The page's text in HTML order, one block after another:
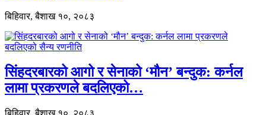
बिहिवार, बैशाख १०, २०८३
सिंहदरबारको आगो र सेनाको ‘मौन’ बन्दुक: कर्नल
लामा प्रकरणले बदलिएको…
बिहिवार, बैशाख १०, २०८३